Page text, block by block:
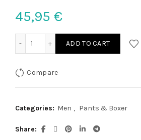
45,95 €
Lack H.Pnats RV 2XL quantity
ADD TO CART
Compare
Categories: Men , Pants & Boxer
Share